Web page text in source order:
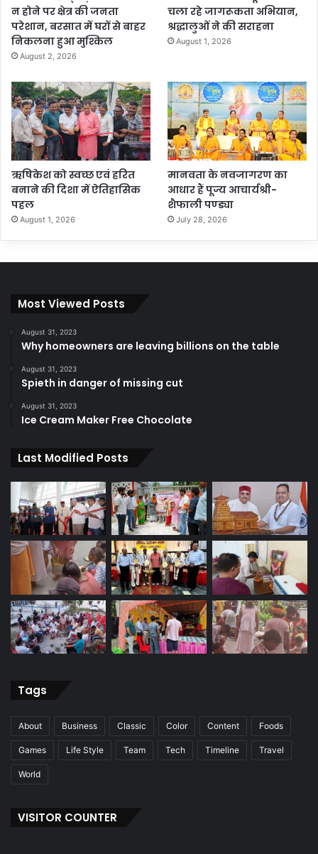
न होने पर क्षेत्र की जनता
परेशान, बरसात में घरों से बाहर
निकलना हुआ मुश्किल
August 2, 2026
चला रहे जागरूकता अभियान,
श्रद्धालुओं ने की सराहना
August 1, 2026
ऋषिकेश को स्वच्छ एवं हरित
बनाने की दिशा में ऐतिहासिक
पहल
August 1, 2026
मानवता के नवजागरण का
आधार हैं पूज्य आचार्यश्री-
शैफाली पण्ड्या
July 28, 2026
Most Viewed Posts
August 31, 2023
Why homeowners are leaving billions on the table
August 31, 2023
Spieth in danger of missing cut
August 31, 2023
Ice Cream Maker Free Chocolate
Last Modified Posts
Tags
About Business Classic Color Content Foods
Games Life Style Team Tech Timeline Travel
World
VISITOR COUNTER